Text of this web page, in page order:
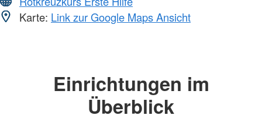
Karte: Link zur Google Maps Ansicht
Einrichtungen im
Überblick